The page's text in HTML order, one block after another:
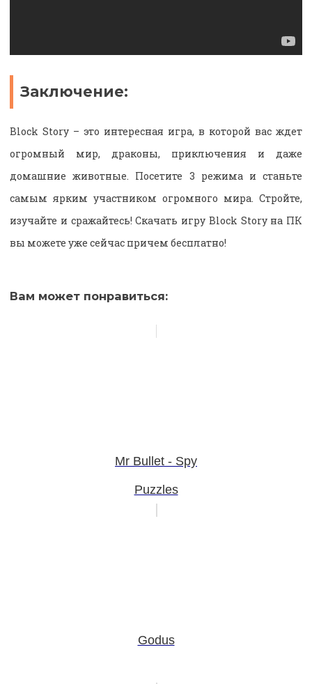
Заключение:
Block Story – это интересная игра, в которой вас ждет
огромный мир, драконы, приключения и даже
домашние животные. Посетите 3 режима и станьте
самым ярким участником огромного мира. Стройте,
изучайте и сражайтесь! Скачать игру Block Story на ПК
вы можете уже сейчас причем бесплатно!
Вам может понравиться:
Mr Bullet - Spy
Puzzles
Godus